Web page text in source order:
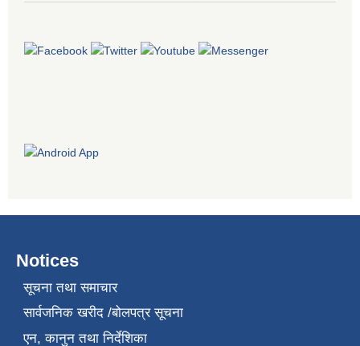
Notices
सूचना तथा समाचार
सार्वजनिक खरीद /बोलपत्र सूचना
एन, कानुन तथा निर्देशिका